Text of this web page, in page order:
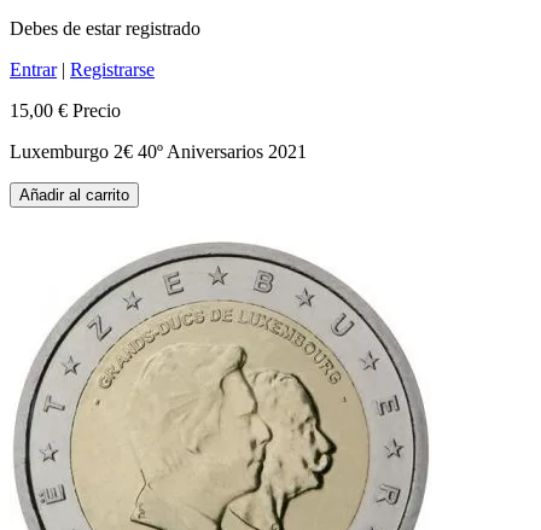
Debes de estar registrado
Entrar| Registrarse
15,00 € Precio
Luxemburgo 2€ 40º Aniversarios 2021
Añadir al carrito